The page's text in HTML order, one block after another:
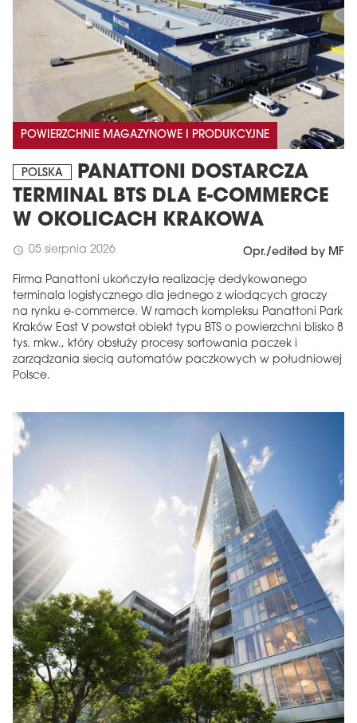
POWIERZCHNIE MAGAZYNOWE I PRODUKCYJNE
POLSKA
PANATTONI DOSTARCZA
TERMINAL BTS DLA E-COMMERCE
W OKOLICACH KRAKOWA
schedule 05 sierpnia 2026 Opr./edited by MF
Firma Panattoni ukończyła realizację dedykowanego
terminala logistycznego dla jednego z wiodących graczy
na rynku e-commerce. W ramach kompleksu Panattoni Park
Kraków East V powstał obiekt typu BTS o powierzchni blisko 8
tys. mkw., który obsłuży procesy sortowania paczek i
zarządzania siecią automatów paczkowych w południowej
Polsce.